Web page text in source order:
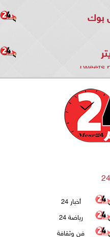
بوك
Tweets
أخبار 24
رياضة 24
فن وثقافة